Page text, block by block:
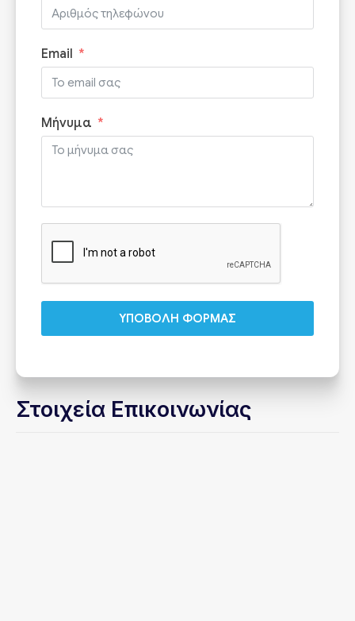
Email
Μήνυμα
ΥΠΟΒΟΛΗ ΦΟΡΜΑΣ
Στοιχεία Επικοινωνίας